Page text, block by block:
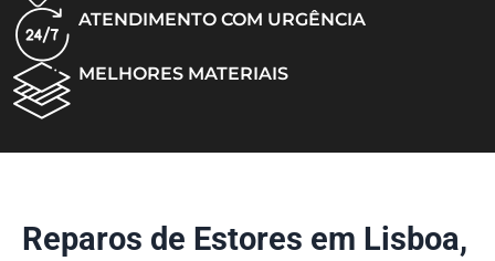
ATENDIMENTO COM URGÊNCIA
MELHORES MATERIAIS
Reparos de Estores em Lisboa,